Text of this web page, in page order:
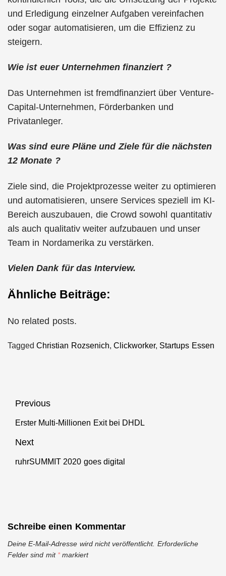
und Erledigung einzelner Aufgaben vereinfachen
oder sogar automatisieren, um die Effizienz zu
steigern.
Wie ist euer Unternehmen finanziert ?
Das Unternehmen ist fremdfinanziert über Venture-
Capital-Unternehmen, Förderbanken und
Privatanleger.
Was sind eure Pläne und Ziele für die nächsten
12 Monate ?
Ziele sind, die Projektprozesse weiter zu optimieren
und automatisieren, unsere Services speziell im KI-
Bereich auszubauen, die Crowd sowohl quantitativ
als auch qualitativ weiter aufzubauen und unser
Team in Nordamerika zu verstärken.
Vielen Dank für das Interview.
Ähnliche Beiträge:
No related posts.
TaggedChristian Rozsenich, Clickworker, Startups Essen
Beitragsnavigation
Previous
Previous
Erster Multi-Millionen Exit bei DHDL
Next
Next
ruhrSUMMIT 2020 goes digital
Schreibe einen Kommentar
Deine E-Mail-Adresse wird nicht veröffentlicht. Erforderliche
Felder sind mit *markiert